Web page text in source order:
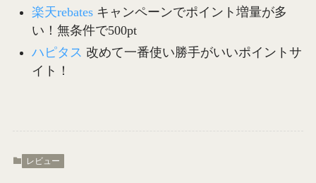
楽天rebatesキャンペーンでポイント増量が多
い！無条件で500pt
ハピタス 改めて一番使い勝手がいいポイントサ
イト！
レビュー